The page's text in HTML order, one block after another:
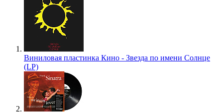
Виниловая пластинка Кино - Звезда по имени Солнце
(LP)